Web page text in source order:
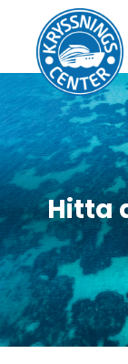
Hitta